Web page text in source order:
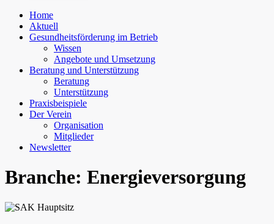
Home
Aktuell
Gesundheitsförderung im Betrieb
Wissen
Angebote und Umsetzung
Beratung und Unterstützung
Beratung
Unterstützung
Praxisbeispiele
Der Verein
Organisation
Mitglieder
Newsletter
Branche: Energieversorgung